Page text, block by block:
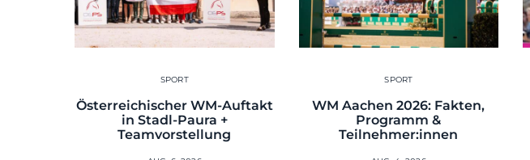
SPORT
Österreichischer WM-Auftakt
in Stadl-Paura +
Teamvorstellung
SPORT
WM Aachen 2026: Fakten,
Programm &
Teilnehmer:innen